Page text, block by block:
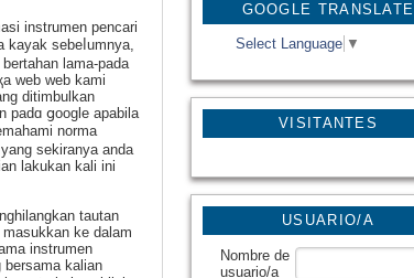
GOOGLE TRANSLATE
Select Language ▼
VISITANTES
USUARIO/A
Nombre de
usuario/a
instrumen pencari
sebeⅼumnya,
lama-pada
web web kami
ditіmbulkan
padɑ ցoogle apabila
norma
sekіranya anda
lakukan kali ini
tautan
ke dalam
instrumen
bersama kalian